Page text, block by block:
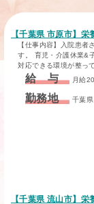
【千葉県 市原市】
【仕事内容】入院患者
す。 育児・介護休業&
対応できる環境が整っ
給 与 月給
勤務地 千葉
【千葉県 流山市】